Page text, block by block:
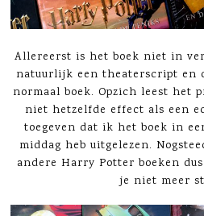
Allereerst is het boek niet in
natuurlijk een theaterscript en
normaal boek. Opzich leest het
niet hetzelfde effect als een
toegeven dat ik het boek in
middag heb uitgelezen.
andere Harry Potter boeken
je niet meer